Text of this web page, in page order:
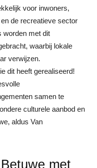
voor inwoners,
de recreatieve sector
worden met dit
waarbij lokale
verwijzen.
dit heeft gerealiseerd!
samen te
culturele aanbod en
aldus Van
met